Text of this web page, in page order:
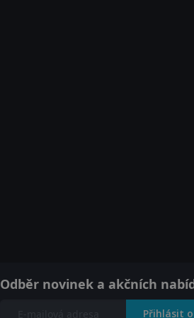
Odběr novinek a akčních
Přihlásit